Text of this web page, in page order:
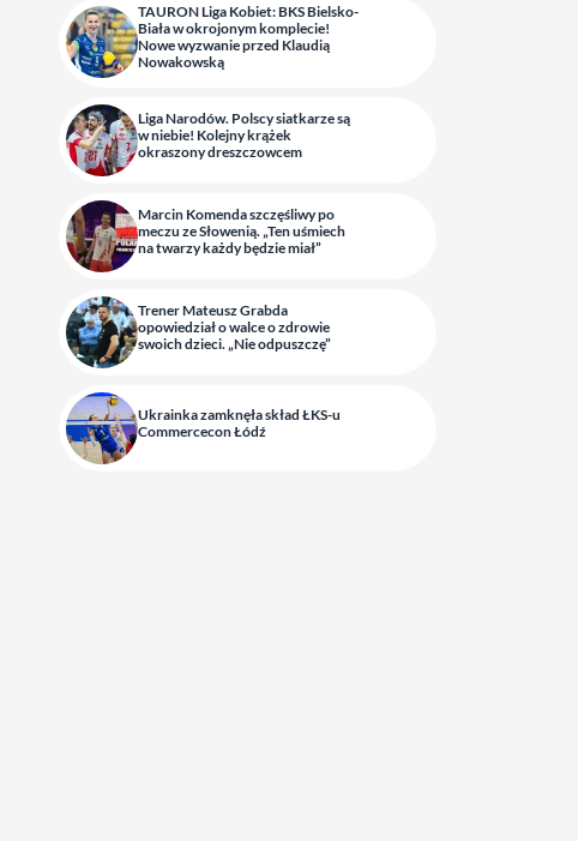
TAURON Liga Kobiet: BKS Bielsko-
Biała w okrojonym komplecie!
Nowe wyzwanie przed Klaudią
Nowakowską
Liga Narodów. Polscy siatkarze są
w niebie! Kolejny krążek
okraszony dreszczowcem
Marcin Komenda szczęśliwy po
meczu ze Słowenią. „Ten uśmiech
na twarzy każdy będzie miał”
Trener Mateusz Grabda
opowiedział o walce o zdrowie
swoich dzieci. „Nie odpuszczę”
Ukrainka zamknęła skład ŁKS-u
Commercecon Łódź